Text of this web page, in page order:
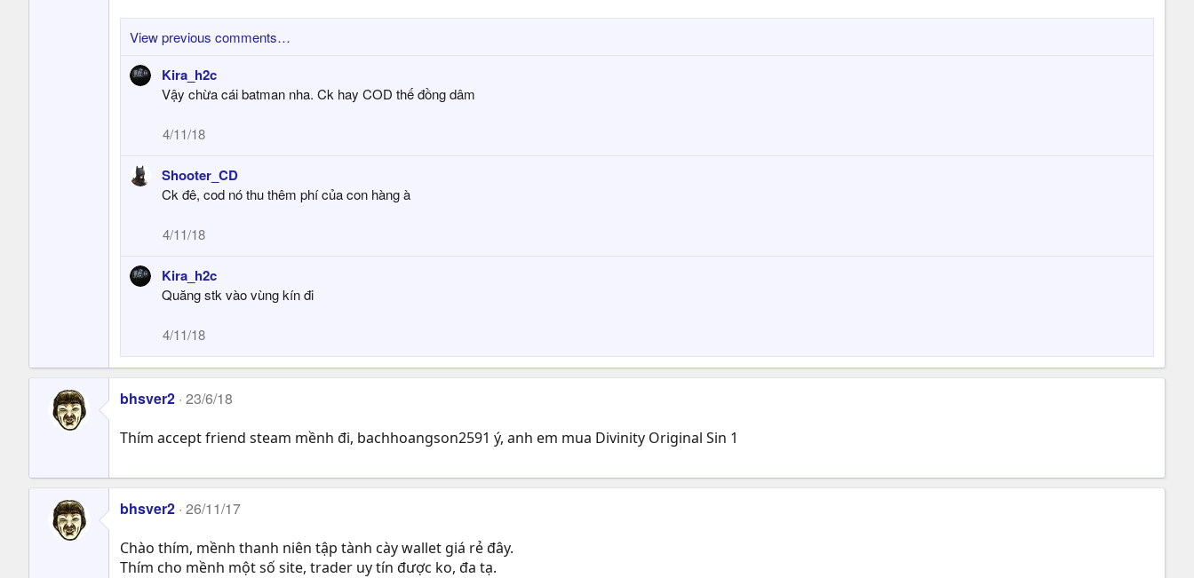
View previous comments…
Kira_h2c
Vậy chừa cái batman nha. Ck hay COD thế đồng dâm
4/11/18
Shooter_CD
Ck đê, cod nó thu thêm phí của con hàng à
4/11/18
Kira_h2c
Quăng stk vào vùng kín đi
4/11/18
bhsver2 23/6/18
Thím accept friend steam mềnh đi, bachhoangson2591 ý, anh em mua Divinity Original Sin 1
bhsver2 26/11/17
Chào thím, mềnh thanh niên tập tành cày wallet giá rẻ đây.
Thím cho mềnh một số site, trader uy tín được ko, đa tạ.